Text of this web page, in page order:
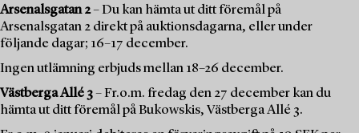
Arsenalsgatan 2– Du kan hämta ut ditt föremål på
Arsenalsgatan 2 direkt på auktionsdagarna, eller under
följande dagar; 16–17 december.
Ingen utlämning erbjuds mellan 18–26 december.
Västberga Allé 3– Fr.o.m. fredag den 27 december kan du
hämta ut ditt föremål på Bukowskis, Västberga Allé 3.